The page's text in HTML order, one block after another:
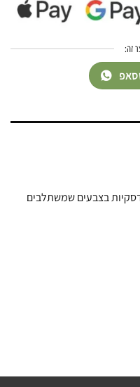
זה:
בצבעים שמשתלבים